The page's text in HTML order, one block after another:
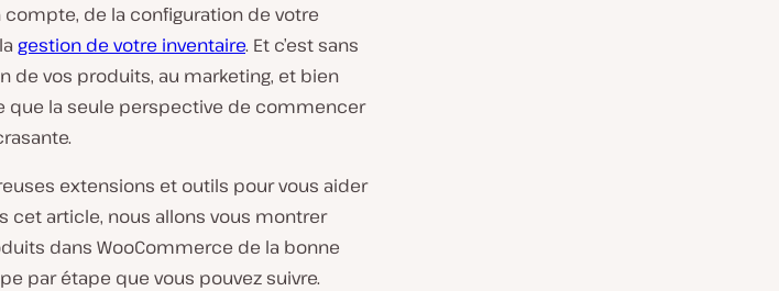
de la configuration de votre
gestion de votre inventaire. Et c’est sans
de vos produits, au marketing, et bien
que la seule perspective de commencer
extensions et outils pour vous aider
cet article, nous allons vous montrer
dans WooCommerce de la bonne
par étape que vous pouvez suivre.